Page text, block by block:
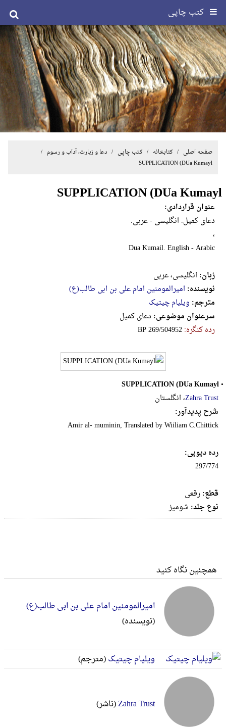
کتب چاپی
صفحه اصلی / کتابخانه /کتب چاپی /دعا و زیارت، آداب و رسوم /
SUPPLICATION (DUa Kumayl
SUPPLICATION (DUa Kumayl
عنوان قراردادی:
دعای کمیل. انگلیسی - عربی.
،
Dua Kumail. English - Arabic
زبان: انگلیسی، عربی
نویسنده: امیرالمومنین امام علی بن ابی طالب(ع)
مترجم: ویلیام چیتیک
سرعنوان موضوعی: دعای کمیل
رده کنگره:‎B‎P‎ ‎2‎6‎9‎/‎5‎0‎4‎9‎5‎2
•
SUPPLICATION (DUa Kumayl
Zahra Trust، انگلستان
شرح پدیدآور:
Amir al- muminin, Translated by Wiiliam C.Chittick
رده دیویی:
297/774
قطع:رقعى
نوع جلد: شومیز
همچنین نگاه کنید
امیرالمومنین امام علی بن ابی طالب(ع)
(نویسنده)
ویلیام چیتیک(مترجم)
Zahra Trust(ناشر)